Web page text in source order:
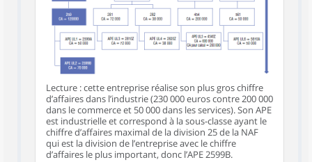
Lecture : cette entreprise réalise son plus gros chiffre
d’affaires dans l’industrie (230 000 euros contre 200 000
dans le commerce et 50 000 dans les services). Son APE
est industrielle et correspond à la sous-classe ayant le
chiffre d’affaires maximal de la division 25 de la NAF
qui est la division de l’entreprise avec le chiffre
d’affaires le plus important, donc l’APE 2599B.